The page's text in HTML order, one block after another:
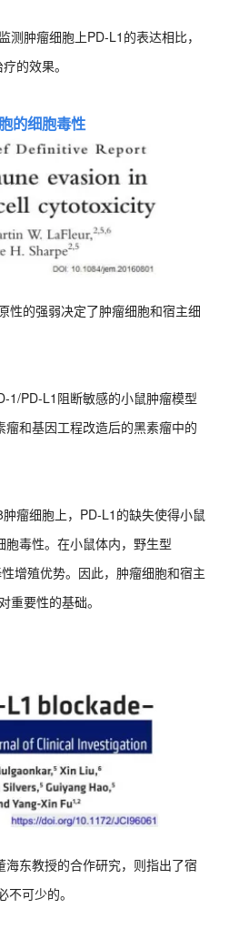
肿瘤细胞上PD-L1的表达相比，
的效果。
的细胞毒性
性的强弱决定了肿瘤细胞和宿主细
1/PD-L1阻断敏感的小鼠肿瘤模型
和基因工程改造后的黑素瘤中的
瘤细胞上，PD-L1的缺失使得小鼠
毒性。在小鼠体内，野生型
增殖优势。因此，肿瘤细胞和宿主
要性的基础。
东教授的合作研究，则指出了宿
可少的。